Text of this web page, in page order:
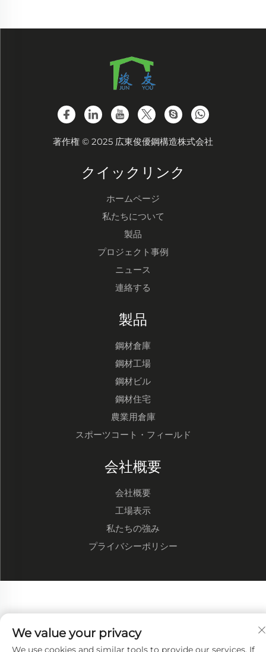
著作権 © 2025 広東俊優鋼構造株式会社
クイックリンク
ホームページ
私たちについて
製品
プロジェクト事例
ニュース
連絡する
製品
鋼材倉庫
鋼材工場
鋼材ビル
鋼材住宅
農業用倉庫
スポーツコート・フィールド
会社概要
会社概要
工場表示
私たちの強み
プライバシーポリシー
We value your privacy
We use cookies and similar tools to provide our services. If